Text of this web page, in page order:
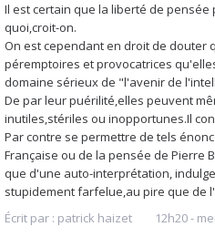
Il est certain que la liberté de
quoi,croit-on.
On est cependant en droit de douter
péremptoires et provocatrices
domaine sérieux de "l'avenir de
De par leur puérilité,elles peuvent
inutiles,stériles ou inopportunes.Il
Par contre se permettre de tels
Française ou de la pensée de Pierre
que d'une auto-interprétation,
stupidement farfelue,au pire que de
Écrit par : patrick haizet 12h20-